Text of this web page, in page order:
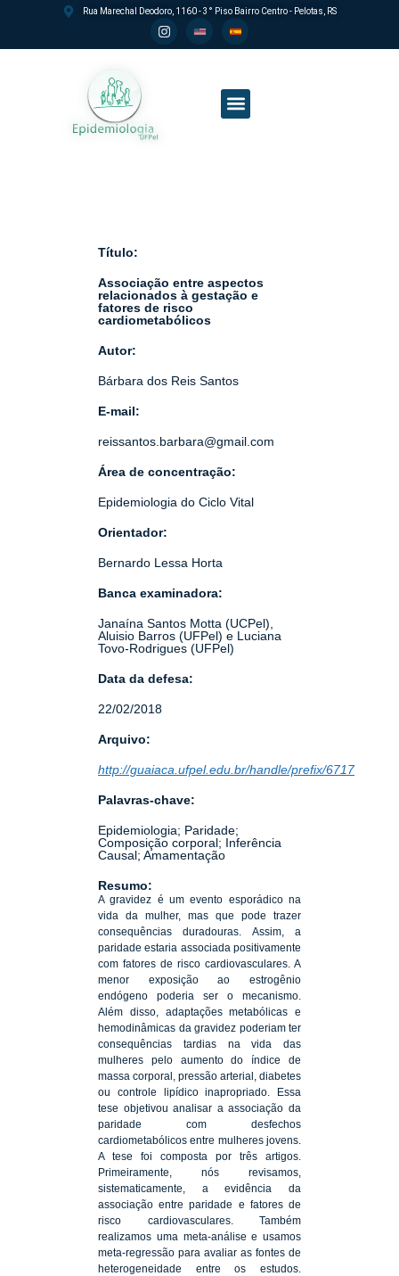
Rua Marechal Deodoro, 1160 - 3° Piso Bairro Centro - Pelotas, RS
Título:
Associação entre aspectos
relacionados à gestação e
fatores de risco
cardiometabólicos
Autor:
Bárbara dos Reis Santos
E-mail:
reissantos.barbara@gmail.com
Área de concentração:
Epidemiologia do Ciclo Vital
Orientador:
Bernardo Lessa Horta
Banca examinadora:
Janaína Santos Motta (UCPel),
Aluisio Barros (UFPel) e Luciana
Tovo-Rodrigues (UFPel)
Data da defesa:
22/02/2018
Arquivo:
http://guaiaca.ufpel.edu.br/handle/prefix/6717
Palavras-chave:
Epidemiologia; Paridade;
Composição corporal; Inferência
Causal; Amamentação
Resumo:
A gravidez é um evento esporádico na
vida da mulher, mas que pode trazer
consequências duradouras. Assim, a
paridade estaria associada positivamente
com fatores de risco cardiovasculares. A
menor exposição ao estrogênio
endógeno poderia ser o mecanismo.
Além disso, adaptações metabólicas e
hemodinâmicas da gravidez poderiam ter
consequências tardias na vida das
mulheres pelo aumento do índice de
massa corporal, pressão arterial, diabetes
ou controle lipídico inapropriado. Essa
tese objetivou analisar a associação da
paridade com desfechos
cardiometabólicos entre mulheres jovens.
A tese foi composta por três artigos.
Primeiramente, nós revisamos,
sistematicamente, a evidência da
associação entre paridade e fatores de
risco cardiovasculares. Também
realizamos uma meta-análise e usamos
meta-regressão para avaliar as fontes de
heterogeneidade entre os estudos.